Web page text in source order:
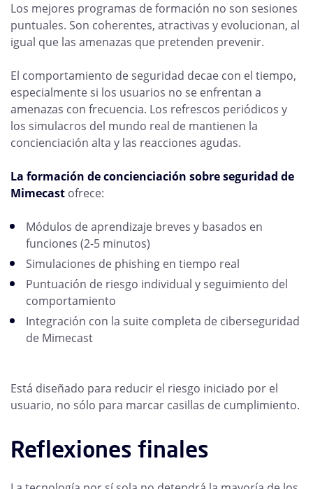
Los mejores programas de formación no son sesiones
puntuales. Son coherentes, atractivas y evolucionan, al
igual que las amenazas que pretenden prevenir.
El comportamiento de seguridad decae con el tiempo,
especialmente si los usuarios no se enfrentan a
amenazas con frecuencia. Los refrescos periódicos y
los simulacros del mundo real de mantienen la
concienciación alta y las reacciones agudas.
La formación de concienciación sobre seguridad de
Mimecast ofrece:
Módulos de aprendizaje breves y basados en
funciones (2-5 minutos)
Simulaciones de phishing en tiempo real
Puntuación de riesgo individual y seguimiento del
comportamiento
Integración con la suite completa de ciberseguridad
de Mimecast
Está diseñado para reducir el riesgo iniciado por el
usuario, no sólo para marcar casillas de cumplimiento.
Reflexiones finales